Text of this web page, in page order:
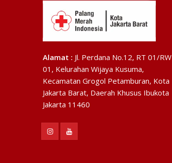
Alamat : Jl. Perdana No.12, RT 01/RW
01, Kelurahan Wijaya Kusuma,
Kecamatan Grogol Petamburan, Kota
Jakarta Barat, Daerah Khusus Ibukota
Jakarta 11460